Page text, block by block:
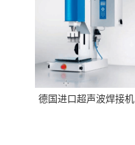
德国进口超声波焊接机